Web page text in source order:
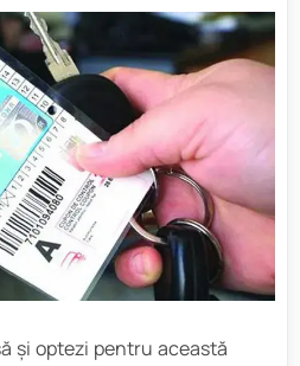
și optezi pentru această